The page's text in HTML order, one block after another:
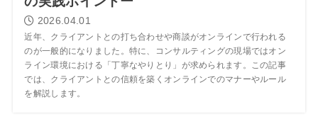
2026.04.01
近年、クライアントとの打ち合わせや商談がオンラインで行われる
のが一般的になりました。特に、コンサルティングの現場ではオン
ライン環境における「丁寧なやりとり」が求められます。この記事
では、クライアントとの信頼を築くオンラインでのマナーやルール
を解説します。